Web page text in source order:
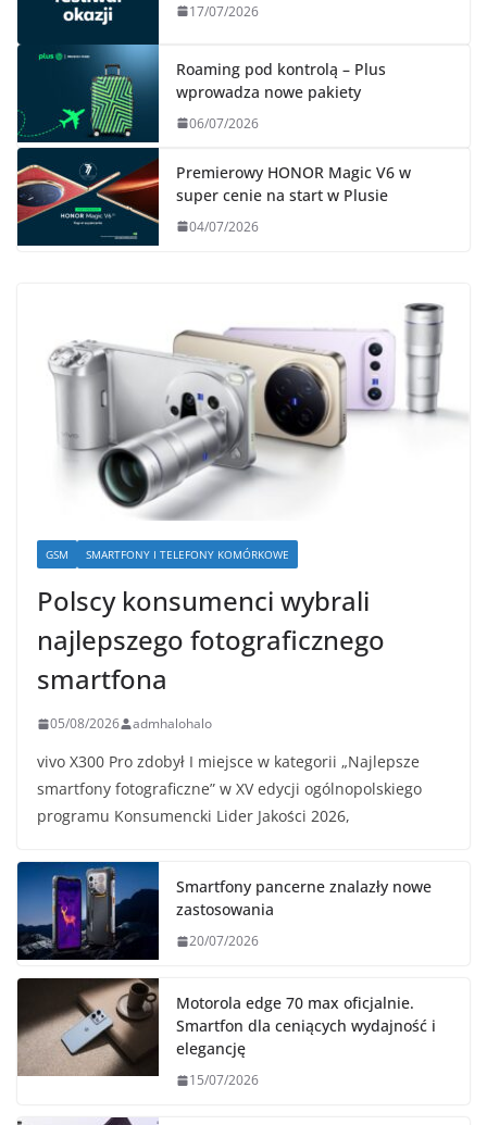
17/07/2026
Roaming pod kontrolą – Plus
wprowadza nowe pakiety
06/07/2026
Premierowy HONOR Magic V6 w
super cenie na start w Plusie
04/07/2026
GSM SMARTFONY I TELEFONY KOMÓRKOWE
Polscy konsumenci wybrali
najlepszego fotograficznego
smartfona
05/08/2026 admhalohalo
vivo X300 Pro zdobył I miejsce w kategorii „Najlepsze
smartfony fotograficzne” w XV edycji ogólnopolskiego
programu Konsumencki Lider Jakości 2026,
Smartfony pancerne znalazły nowe
zastosowania
20/07/2026
Motorola edge 70 max oficjalnie.
Smartfon dla ceniących wydajność i
elegancję
15/07/2026